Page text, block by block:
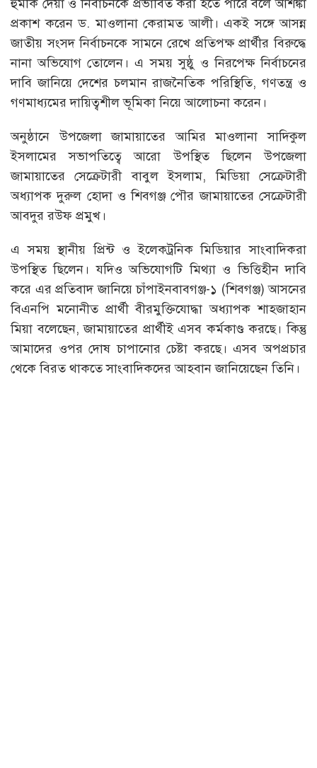
হুমকি দেয়া ও নির্বাচনকে প্রভাবিত করা হতে পারে বলে আশঙ্কা
প্রকাশ করেন ড. মাওলানা কেরামত আলী। একই সঙ্গে আসন্ন
জাতীয় সংসদ নির্বাচনকে সামনে রেখে প্রতিপক্ষ প্রার্থীর বিরুদ্ধে
নানা অভিযোগ তোলেন। এ সময় সুষ্ঠু ও নিরপেক্ষ নির্বাচনের
দাবি জানিয়ে দেশের চলমান রাজনৈতিক পরিস্থিতি, গণতন্ত্র ও
গণমাধ্যমের দায়িত্বশীল ভূমিকা নিয়ে আলোচনা করেন।
অনুষ্ঠানে উপজেলা জামায়াতের আমির মাওলানা সাদিকুল
ইসলামের সভাপতিত্বে আরো উপস্থিত ছিলেন উপজেলা
জামায়াতের সেক্রেটারী বাবুল ইসলাম, মিডিয়া সেক্রেটারী
অধ্যাপক দুরুল হোদা ও শিবগঞ্জ পৌর জামায়াতের সেক্রেটারী
আবদুর রউফ প্রমুখ।
এ সময় স্থানীয় প্রিন্ট ও ইলেকট্রনিক মিডিয়ার সাংবাদিকরা
উপস্থিত ছিলেন। যদিও অভিযোগটি মিথ্যা ও ভিত্তিহীন দাবি
করে এর প্রতিবাদ জানিয়ে চাঁপাইনবাবগঞ্জ-১ (শিবগঞ্জ) আসনের
বিএনপি মনোনীত প্রার্থী বীরমুক্তিযোদ্ধা অধ্যাপক শাহজাহান
মিয়া বলেছেন, জামায়াতের প্রার্থীই এসব কর্মকাণ্ড করছে। কিন্তু
আমাদের ওপর দোষ চাপানোর চেষ্টা করছে। এসব অপপ্রচার
থেকে বিরত থাকতে সাংবাদিকদের আহবান জানিয়েছেন তিনি।